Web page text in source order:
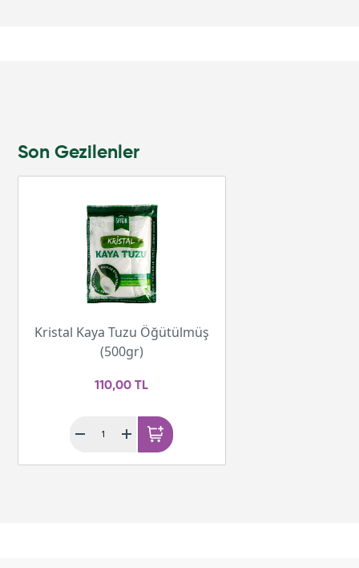
Son Gezilenler
Kristal Kaya Tuzu Öğütülmüş
(500gr)
110,00 TL